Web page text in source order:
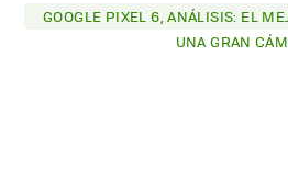
GOOGLE PIXEL 6, ANÁLISIS: EL
UNA GRAN